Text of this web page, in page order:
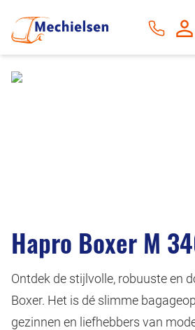
Hapro Boxer M
Ontdek de stijlvolle, robuuste en
Boxer. Het is dé slimme
gezinnen en liefhebbers van